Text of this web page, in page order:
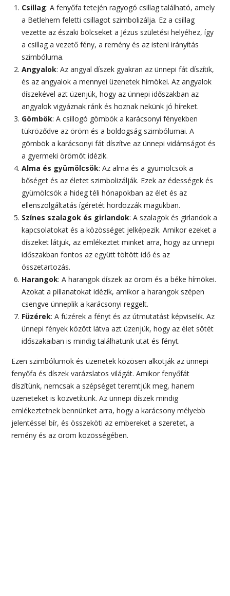
Csillag: A fenyőfa tetején ragyogó csillag található, amely
a Betlehem feletti csillagot szimbolizálja. Ez a csillag
vezette az északi bölcseket a Jézus születési helyéhez, így
a csillag a vezető fény, a remény és az isteni irányítás
szimbóluma.
Angyalok: Az angyal díszek gyakran az ünnepi fát díszítik,
és az angyalok a mennyei üzenetek hírnökei. Az angyalok
díszekével azt üzenjük, hogy az ünnepi időszakban az
angyalok vigyáznak ránk és hoznak nekünk jó híreket.
Gömbök: A csillogó gömbök a karácsonyi fényekben
tükröződve az öröm és a boldogság szimbólumai. A
gömbök a karácsonyi fát díszítve az ünnepi vidámságot és
a gyermeki örömöt idézik.
Alma és gyümölcsök: Az alma és a gyümölcsök a
bőséget és az életet szimbolizálják. Ezek az édességek és
gyümölcsök a hideg téli hónapokban az élet és az
ellenszolgáltatás ígéretét hordozzák magukban.
Színes szalagok és girlandok: A szalagok és girlandok a
kapcsolatokat és a közösséget jelképezik. Amikor ezeket a
díszeket látjuk, az emlékeztet minket arra, hogy az ünnepi
időszakban fontos az együtt töltött idő és az
összetartozás.
Harangok: A harangok díszek az öröm és a béke hírnökei.
Azokat a pillanatokat idézik, amikor a harangok szépen
csengve ünneplik a karácsonyi reggelt.
Füzérek: A füzérek a fényt és az útmutatást képviselik. Az
ünnepi fények között látva azt üzenjük, hogy az élet sötét
időszakaiban is mindig találhatunk utat és fényt.
Ezen szimbólumok és üzenetek közösen alkotják az ünnepi
fenyőfa és díszek varázslatos világát. Amikor fenyőfát
díszítünk, nemcsak a szépséget teremtjük meg, hanem
üzeneteket is közvetítünk. Az ünnepi díszek mindig
emlékeztetnek bennünket arra, hogy a karácsony mélyebb
jelentéssel bír, és összeköti az embereket a szeretet, a
remény és az öröm közösségében.